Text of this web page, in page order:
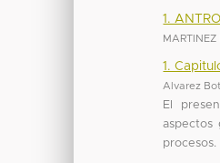
1.
MARTINEZ
1.
Alvarez
El
aspectos
procesos.